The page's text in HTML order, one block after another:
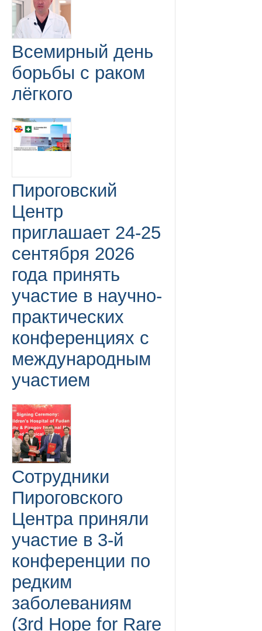
Всемирный день
борьбы с раком
лёгкого
Пироговский
Центр
приглашает 24-25
сентября 2026
года принять
участие в научно-
практических
конференциях с
международным
участием
Сотрудники
Пироговского
Центра приняли
участие в 3-й
конференции по
редким
заболеваниям
(3rd Hope for Rare